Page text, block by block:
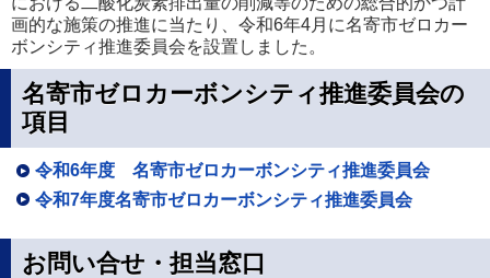
画的な施策の推進に当たり、令和6年4月に名寄市ゼロカー
ボンシティ推進委員会を設置しました。
名寄市ゼロカーボンシティ推進委員会の
項目
令和6年度 名寄市ゼロカーボンシティ推進委員会
令和7年度名寄市ゼロカーボンシティ推進委員会
お問い合せ・担当窓口